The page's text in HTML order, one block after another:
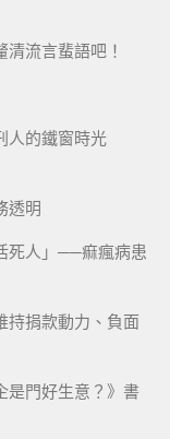
流言蜚語吧！
人的鐵窗時光
透明
死人」──痲瘋病患
持捐款動力、負面
是門好生意？》書